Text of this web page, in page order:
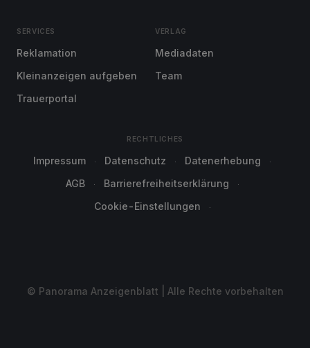
SERVICES
Reklamation
Kleinanzeigen aufgeben
Trauerportal
VERLAG
Mediadaten
Team
RECHTLICHES
Impressum Datenschutz
Datenerhebung
AGB
Barrierefreiheitserklärung
Cookie-Einstellungen
© Panorama Anzeigenblatt | Alle Rechte vorbehalten